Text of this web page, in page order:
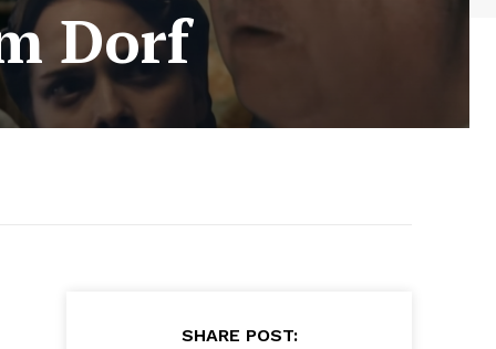
Dorf
SHARE POST: